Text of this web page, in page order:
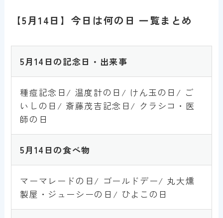
【5月14日】今日は何の日 一覧まとめ
5月14 日の記念日・出来事
種痘記念日/ 温度計の日/ けん玉の日/ ご
いしの日/ 斎藤茂吉記念日/ クラシコ・医
師の日
5月 14 日の食べ物
マーマレードの日/ ゴールドデー/ 丸大燻
製屋・ジューシーの日/ ひよこの日